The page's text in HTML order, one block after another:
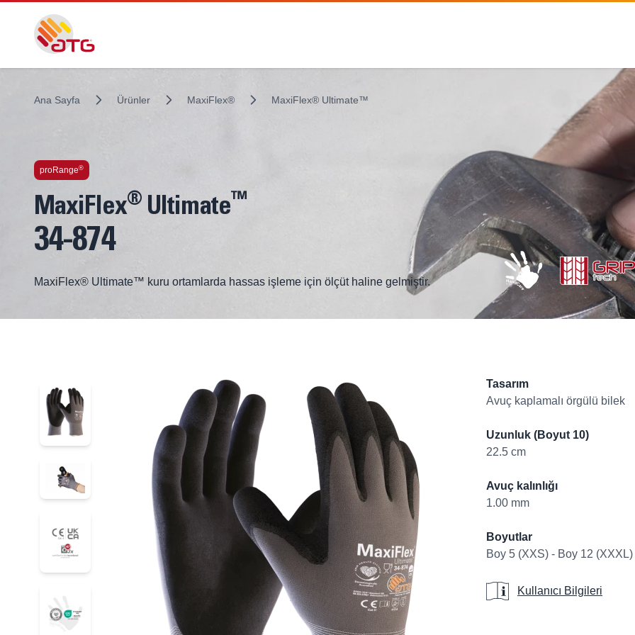
Ana Sayfa Ürünler MaxiFlex® MaxiFlex® Ultimate™
proRange®
MaxiFlex®Ultimate™
34-874
MaxiFlex® Ultimate™ kuru ortamlarda hassas işleme için ölçüt haline gelmiştir.
İçindeki Teknolojiler
34-874
34-874
Product
Tasarım
Avuç kaplamalı örgülü bilek
Uzunluk (Boyut 10)
22.5 cm
Avuç kalınlığı
1.00 mm
Boyutlar
Boy 5 (XXS) - Boy 12 (XXXL)
Kullanıcı Bilgileri
Kullanıcı Bilgileri